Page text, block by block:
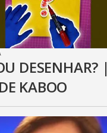
DESENHAR? |
KABOO